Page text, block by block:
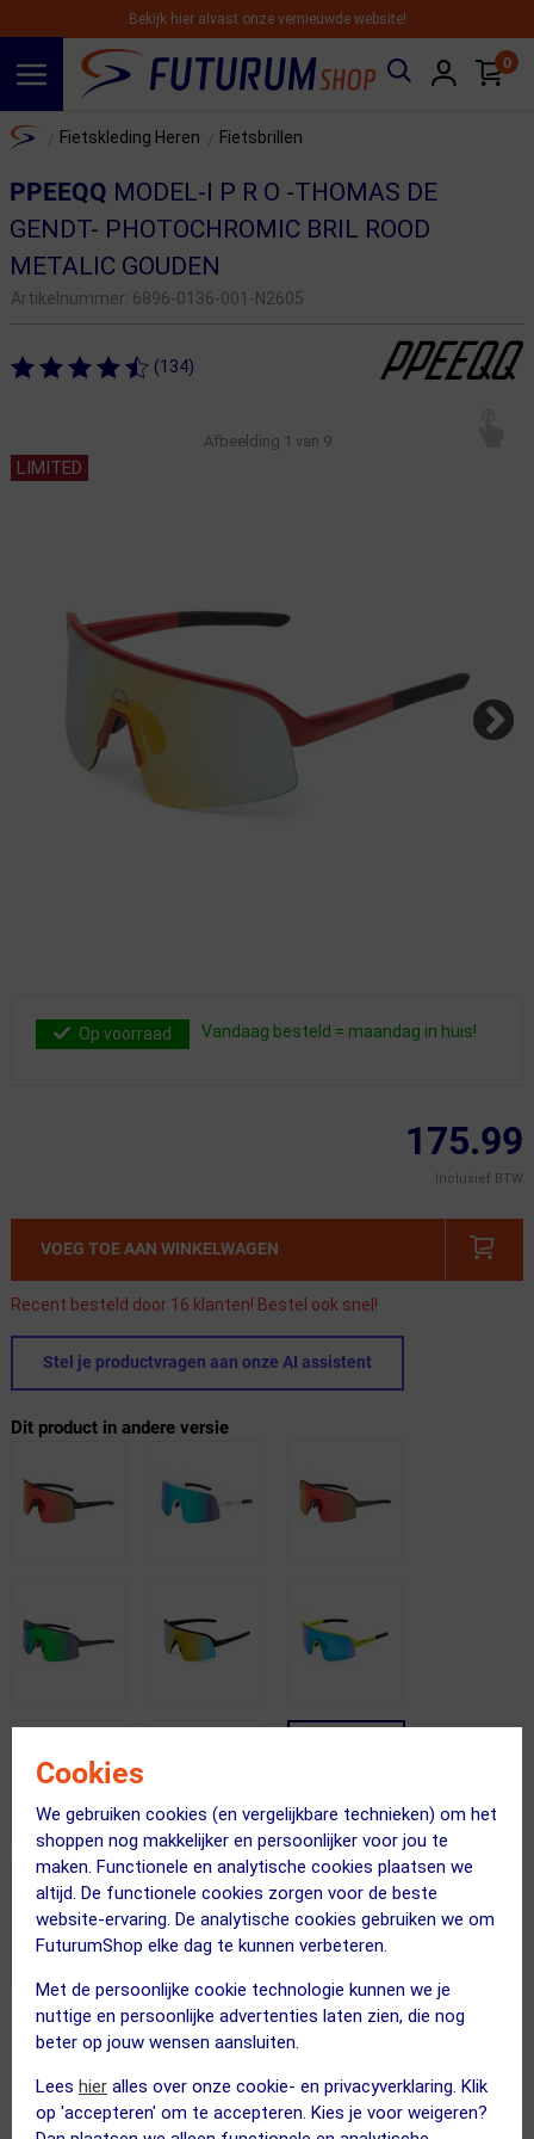
Cookies
We gebruiken cookies (en vergelijkbare technieken) om het
shoppen nog makkelijker en persoonlijker voor jou te
maken. Functionele en analytische cookies plaatsen we
altijd. De functionele cookies zorgen voor de beste
website-ervaring. De analytische cookies gebruiken we om
FuturumShop elke dag te kunnen verbeteren.
Met de persoonlijke cookie technologie kunnen we je
nuttige en persoonlijke advertenties laten zien, die nog
beter op jouw wensen aansluiten.
Lees hier alles over onze cookie- en privacyverklaring. Klik
op 'accepteren' om te accepteren. Kies je voor weigeren?
Bekijk hier alvast onze vernieuwde website!
0
Home Fietskleding Heren Fietsbrillen
PPEEQQ MODEL-I P R O -THOMAS DE
GENDT- PHOTOCHROMIC BRIL ROOD
METALIC GOUDEN
Artikelnummer: 6896-0136-001-N2605
(134)
Afbeelding 1 van 9
LIMITED
Op voorraad Vandaag besteld = maandag in huis!
175.99
Inclusief BTW
VOEG TOE AAN WINKELWAGEN
Recent besteld door 16 klanten! Bestel ook snel!
Stel je productvragen aan onze AI assistent
Dit product in andere versie
Gratis bezorging & retourneren
365 dagen retourrecht